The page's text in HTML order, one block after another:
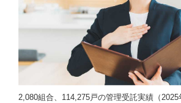
2,080組合、114,275戸の管理受託実績（2025